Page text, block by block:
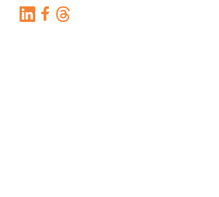
LinkedInFacebook